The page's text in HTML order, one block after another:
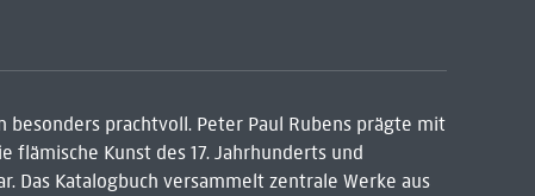
prachtvoll. Peter Paul Rubens prägte mit
Kunst des 17. Jahrhunderts und
Das Katalogbuch versammelt zentrale Werke aus